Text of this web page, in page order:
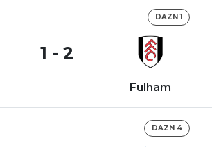
DAZN 1
1 - 2
Fulham
DAZN 4